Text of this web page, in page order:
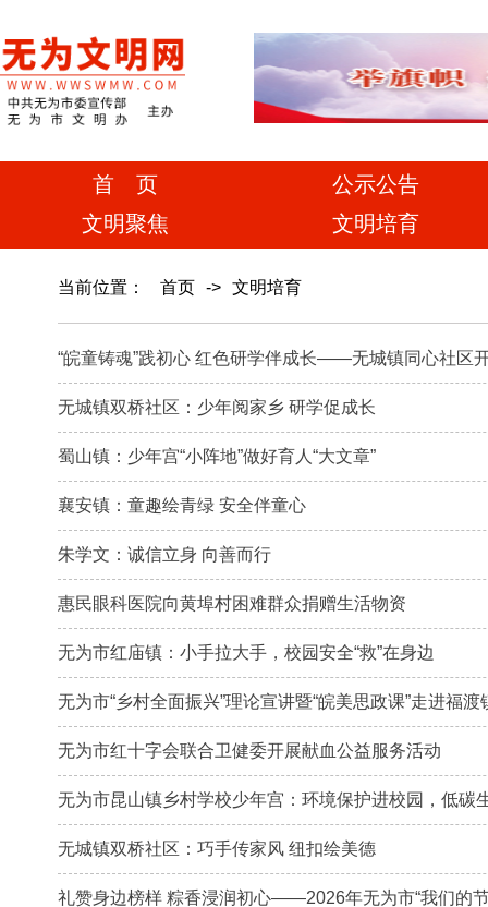
首 页
文明聚焦
公示公告
文明培育
当前位置： 首页 -> 文明培育
“皖童铸魂”践初心 红色研学伴成长——无城镇同心社区
无城镇双桥社区：少年阅家乡 研学促成长
蜀山镇：少年宫“小阵地”做好育人“大文章”
襄安镇：童趣绘青绿 安全伴童心
朱学文：诚信立身 向善而行
惠民眼科医院向黄埠村困难群众捐赠生活物资
无为市红庙镇：小手拉大手，校园安全“救”在身边
无为市“乡村全面振兴”理论宣讲暨“皖美思政课”走进福渡
无为市红十字会联合卫健委开展献血公益服务活动
无为市昆山镇乡村学校少年宫：环境保护进校园，低碳
无城镇双桥社区：巧手传家风 纽扣绘美德
礼赞身边榜样 粽香浸润初心——2026年无为市“我们的